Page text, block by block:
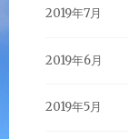
2019年7月
2019年6月
2019年5月